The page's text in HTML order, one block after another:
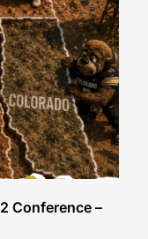
Conference –